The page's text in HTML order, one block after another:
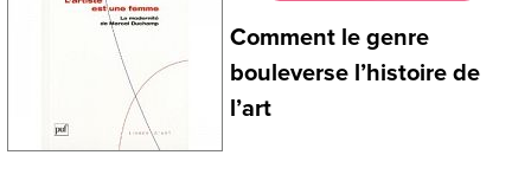
Comment le genre
bouleverse l’histoire de
l’art